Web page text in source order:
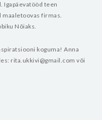
Igapäevatööd teen
firmas.
Nõiaks.
koguma! Anna
rita.ukkivi@gmail.com või